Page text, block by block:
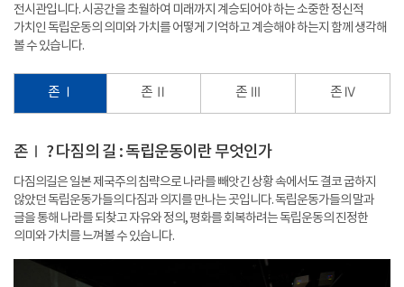
전시관입니다. 시공간을 초월하여 미래까지 계승되어야 하는 소중한 정신적
가치인 독립운동의 의미와 가치를 어떻게 기억하고 계승해야 하는지 함께 생각해
볼 수 있습니다.
존 Ⅰ 존 Ⅱ 존 Ⅲ 존 Ⅳ
존Ⅰ ? 다짐의 길 : 독립운동이란 무엇인가
다짐의길은 일본 제국주의 침략으로 나라를 빼앗긴 상황 속에서도 결코 굽하지
않았던 독립운동가들의 다짐과 의지를 만나는 곳입니다. 독립운동가들의 말과
글을 통해 나라를 되찾고 자유와 정의, 평화를 회복하려는 독립운동의 진정한
의미와 가치를 느껴볼 수 있습니다.